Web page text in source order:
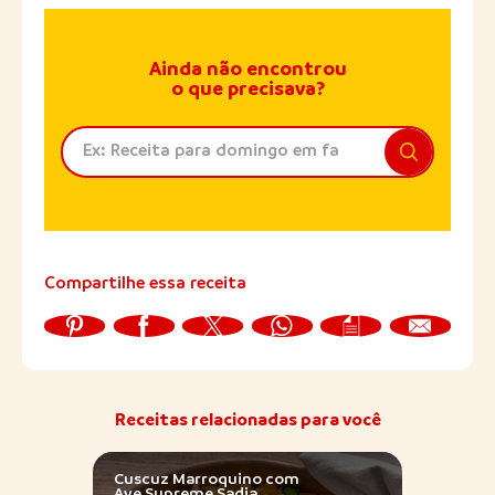
Ainda não encontrou
o que precisava?
Compartilhe essa receita
Receitas relacionadas para você
Cuscuz Marroquino com